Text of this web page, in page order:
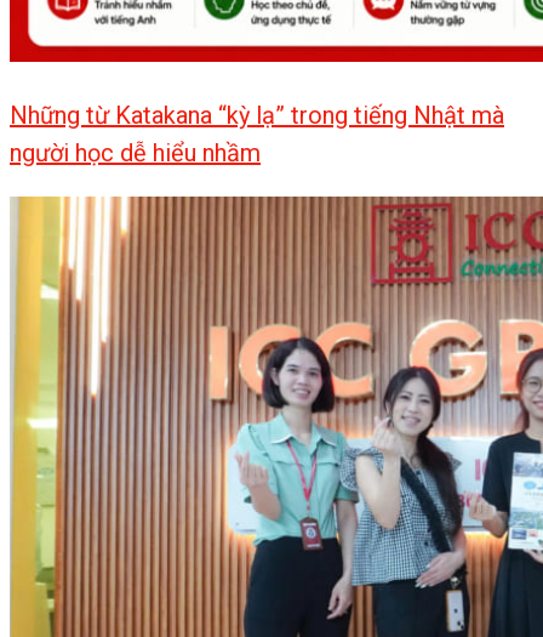
Những từ Katakana “kỳ lạ” trong tiếng Nhật mà
người học dễ hiểu nhầm